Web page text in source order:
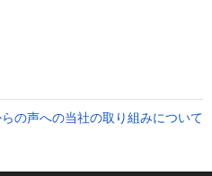
の声への当社の取り組みについて